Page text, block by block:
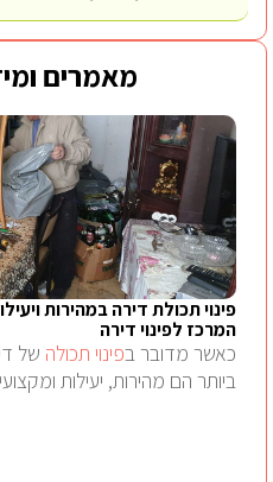
מאמרים
פינוי תכולת דירה במהירות
המרכז לפינוי דירה
כאשר מדובר בפינוי תכולה של
ביותר הם מהירות, יעילות